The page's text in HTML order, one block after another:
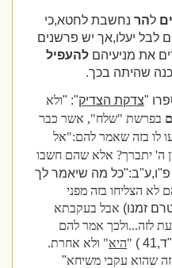
להרנחשבת לחטא,כי
יעלו,אך יש פרשנים
את מניעיהםלהעפיל
שהיתה בכך.
"צדקת הצדיק": "ולא
"שלח", אשר כבר
לו בזה שאמר להם:"אל
יתברך? אלא שהם חשבו
מה שיאמר לך
הצליחו בזה מפני
זמנו)אבל בעקבתא
לזה...ולכך אמר להם
"היא" ולא אחרת.
שהוא עקבי משיחא"